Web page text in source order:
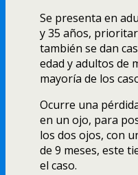
Se presenta en
y 35 años,
también se dan
edad y adultos de
mayoría de los
Ocurre una
en un ojo, para
los dos ojos, con
de 9 meses, este
el caso.